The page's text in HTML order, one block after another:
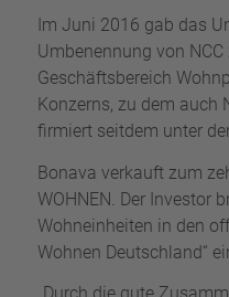
Im Juni 2016 gab das
Umbenennung von
Geschäftsbereich
Konzerns, zu dem auch
firmiert seitdem unter
Bonava verkauft zum
WOHNEN. Der Investor
Wohneinheiten in den
Wohnen Deutschland“